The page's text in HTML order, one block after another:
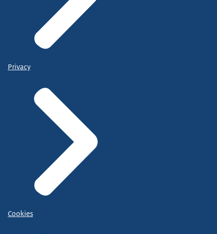
Privacy
Cookies